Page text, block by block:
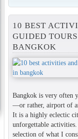
10 BEST
GUIDED
BANGKOK
Bangkok is very often
—or rather, airport of
It is a highly eclectic
unforgettable
selection of what I